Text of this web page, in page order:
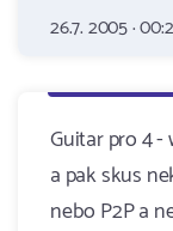
26.7. 2005 ·
Guitar pro 4
a pak skus
nebo P2P a